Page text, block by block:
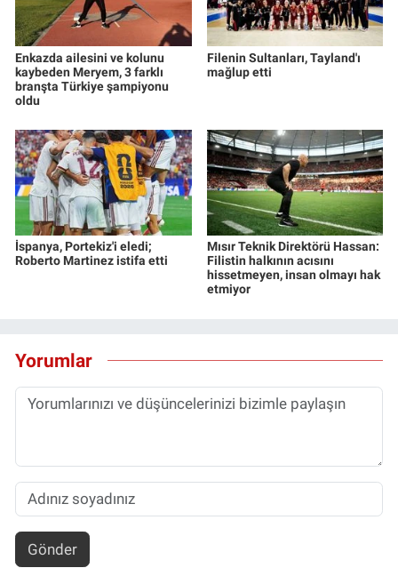
Enkazda ailesini ve kolunu
kaybeden Meryem, 3 farklı
branşta Türkiye şampiyonu
oldu
Filenin Sultanları, Tayland'ı
mağlup etti
İspanya, Portekiz'i eledi;
Roberto Martinez istifa etti
Mısır Teknik Direktörü Hassan:
Filistin halkının acısını
hissetmeyen, insan olmayı hak
etmiyor
Yorumlar
Gönder